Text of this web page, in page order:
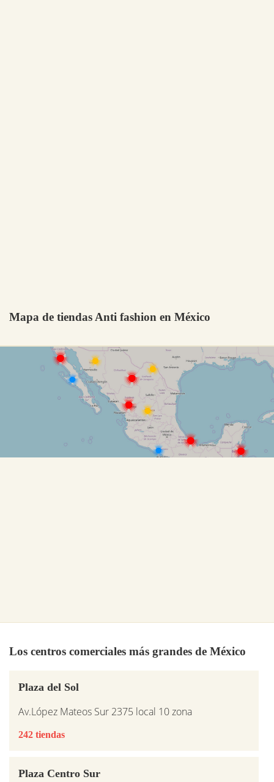
Mapa de tiendas Anti fashion en México
Los centros comerciales más grandes de México
Plaza del Sol
Av.López Mateos Sur 2375 local 10 zona
242 tiendas
Plaza Centro Sur